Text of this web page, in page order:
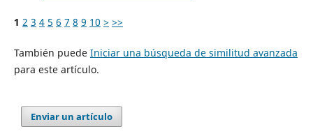
1 2 3 4 5 6 7 8 9 10 > >>
También puede Iniciar una búsqueda de similitud avanzada
para este artículo.
Enviar un artículo